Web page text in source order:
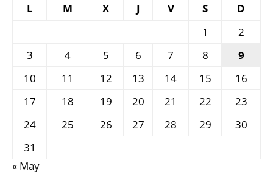
L
M X J V S
D
1
2
3
4 5 6 7 8
9
10
11 12 13 14 15
16
17
18 19 20 21 22
23
24
25 26 27 28 29
30
31
« May